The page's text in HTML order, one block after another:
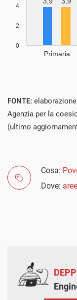
FONTE:
Agenzia per la
(ultimo
Cosa:
Dove:
DEPP